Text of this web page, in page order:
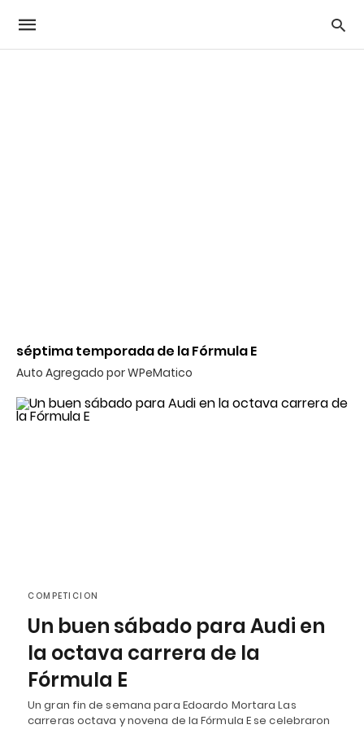
séptima temporada de la Fórmula E
Auto Agregado por WPeMatico
COMPETICION
Un buen sábado para Audi en
la octava carrera de la
Fórmula E
Un gran fin de semana para Edoardo Mortara Las
carreras octava y novena de la Fórmula E se celebraron